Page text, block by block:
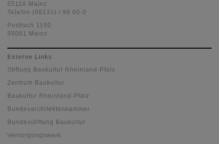
55118 Mainz
Telefon (06131) / 99 60-0
Postfach 1150
55001 Mainz
Externe Links
Stiftung Baukultur Rheinland-Pfalz
Zentrum Baukultur
Baukultur Rheinland-Pfalz
Bundesarchitektenkammer
Bundesstiftung Baukultur
Versorgungswerk